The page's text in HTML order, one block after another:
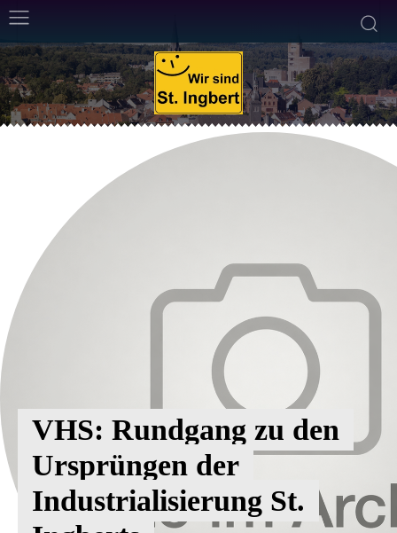
VHS: Rundgang zu den
Ursprüngen der
Industrialisierung St.